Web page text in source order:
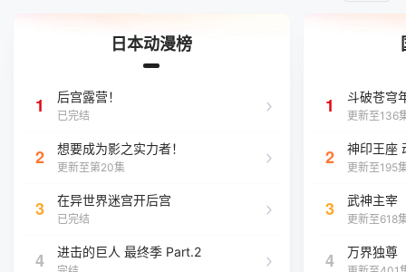
日本动漫榜
1 后宫露营！
已完结
2 想要成为影之实力者！
更新至第20集
3 在异世界迷宫开后宫
已完结
4 进击的巨人 最终季 Part.2
1 斗破苍穹
更新至136
2 神印王座
更新至195
3 武神主宰
更新至618
4 万界独尊